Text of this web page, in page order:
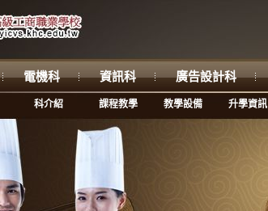
電機科 資訊科 廣告設計科
科介紹 課程教學 教學設備 升學資訊